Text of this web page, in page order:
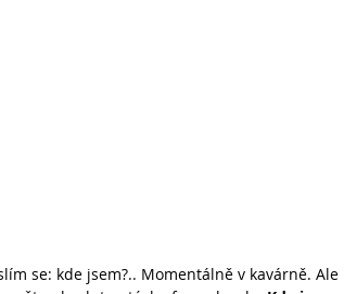
se: kde jsem?.. Momentálně v kavárně. Ale